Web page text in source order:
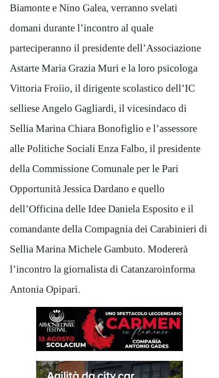
Biamonte e Nino Galea, verranno svelati
domani durante l’incontro al quale
parteciperanno il presidente dell’Associazione
Astarte Maria Grazia Muri e la loro psicologa
Vittoria Froiio, il dirigente scolastico dell’IC
selliese Angelo Gagliardi, il vicesindaco di
Sellia Marina Chiara Bonofiglio e l’assessore
alle Politiche Sociali Enza Falbo, il presidente
della Commissione Comunale per le Pari
Opportunità Jessica Dardano e quello
dell’Officina delle Idee Daniela Esposito e il
comandante della Compagnia dei Carabinieri di
Sellia Marina Michele Gambuto. Modererà
l’incontro la giornalista di Catanzaroinforma
Antonia Opipari.